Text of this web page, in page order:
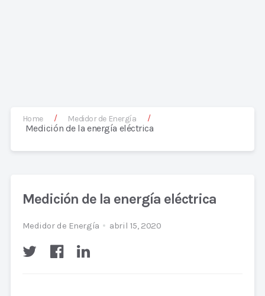
Home / Medidor de Energía /
Medición de la energía eléctrica
Medición de la energía eléctrica
Medidor de Energía abril 15, 2020